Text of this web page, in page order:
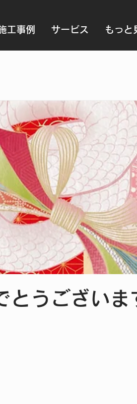
工事例 サービス もっと
とうございま